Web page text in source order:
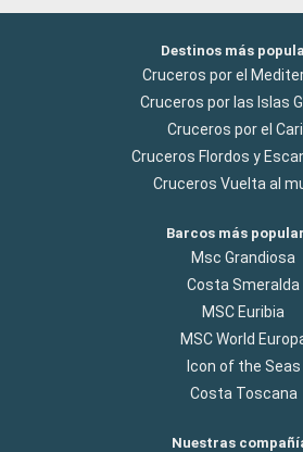
Destinos más
Cruceros por el
Cruceros por las Islas
Cruceros por el
Cruceros Flordos y
Cruceros Vuelta al
Barcos más
Msc Grandiosa
Costa Smeralda
MSC Euribia
MSC World
Icon of the Seas
Costa Toscana
Nuestras